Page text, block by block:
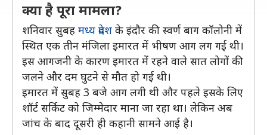
क्या है पूरा मामला?
शनिवार सुबह मध्य प्रदेश के इंदौर की स्वर्ण बाग कॉलोनी में
स्थित एक तीन मंजिला इमारत में भीषण आग लग गई थी।
इस आगजनी के कारण इमारत में रहने वाले सात लोगों की
जलने और दम घुटने से मौत हो गई थी।
इमारत में सुबह 3 बजे आग लगी थी और पहले इसके लिए
शॉर्ट सर्किट को जिम्मेदार माना जा रहा था। लेकिन अब
जांच के बाद दूसरी ही कहानी सामने आई है।